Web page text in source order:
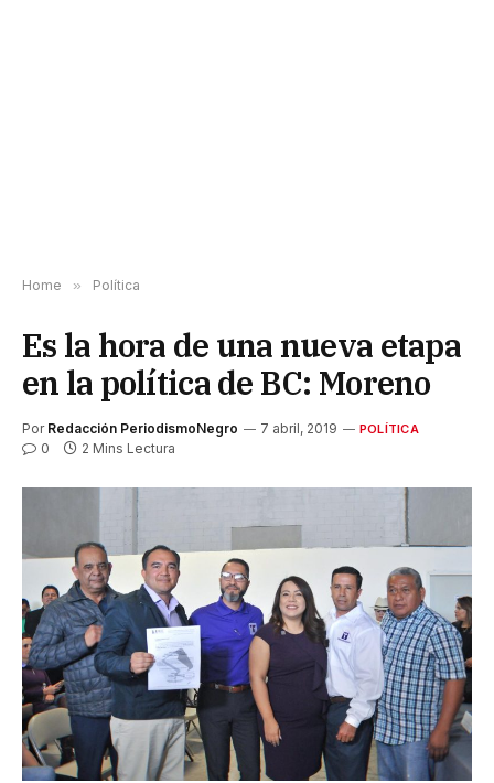
Home » Política
Es la hora de una nueva etapa
en la política de BC: Moreno
Por Redacción PeriodismoNegro 7 abril, 2019 POLÍTICA
0 2 Mins Lectura